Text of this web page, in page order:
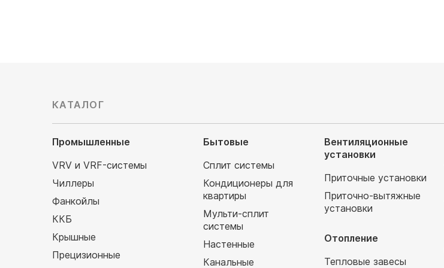
КАТАЛОГ
Промышленные
VRV и VRF-системы
Чиллеры
Фанкойлы
ККБ
Крышные
Прецизионные
Бытовые
Сплит системы
Кондиционеры для
квартиры
Мульти-сплит
системы
Настенные
Канальные
Вентиляционные
установки
Приточные установки
Приточно-вытяжные
установки
Отопление
Тепловые завесы